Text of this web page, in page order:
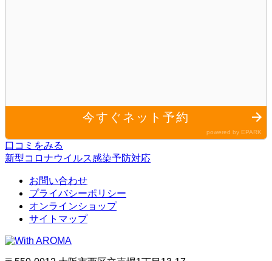
口コミをみる
新型コロナウイルス感染予防対応
お問い合わせ
プライバシーポリシー
オンラインショップ
サイトマップ